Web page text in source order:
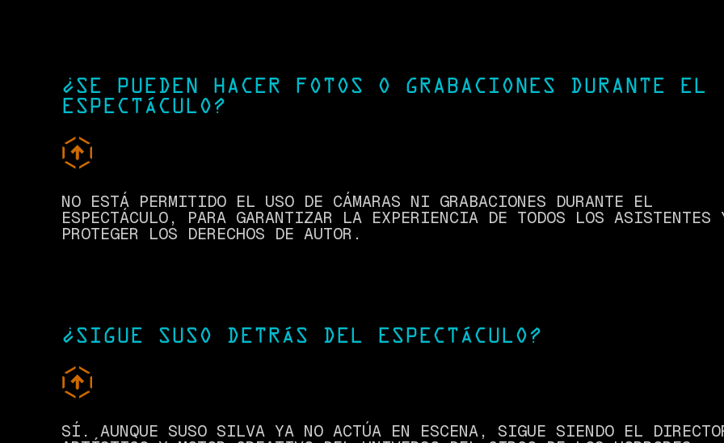
¿SE PUEDEN HACER FOTOS O GRABACIONES DURANTE EL
ESPECTÁCULO?
NO ESTÁ PERMITIDO EL USO DE CÁMARAS NI GRABACIONES DURANTE EL
ESPECTÁCULO, PARA GARANTIZAR LA EXPERIENCIA DE TODOS LOS ASISTENTES
PROTEGER LOS DERECHOS DE AUTOR.
¿SIGUE SUSO DETRÁS DEL ESPECTÁCULO?
SÍ. AUNQUE SUSO SILVA YA NO ACTÚA EN ESCENA, SIGUE SIENDO EL